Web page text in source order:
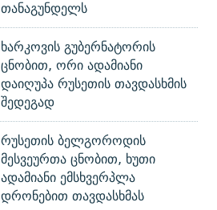
თანაგუნდელს
ხარკოვის გუბერნატორის
ცნობით, ორი ადამიანი
დაიღუპა რუსეთის თავდასხმის
შედეგად
რუსეთის ბელგოროდის
მესვეურთა ცნობით, ხუთი
ადამიანი ემსხვერპლა
დრონებით თავდასხმას